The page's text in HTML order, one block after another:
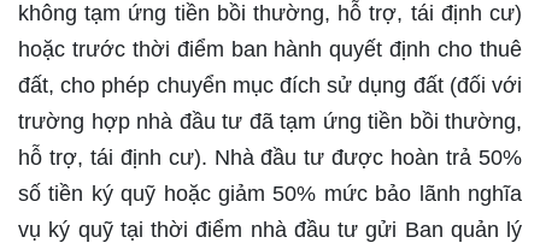
không tạm ứng tiền bồi thường, hỗ trợ, tái định cư)
hoặc trước thời điểm ban hành quyết định cho thuê
đất, cho phép chuyển mục đích sử dụng đất (đối với
trường hợp nhà đầu tư đã tạm ứng tiền bồi thường,
hỗ trợ, tái định cư). Nhà đầu tư được hoàn trả 50%
số tiền ký quỹ hoặc giảm 50% mức bảo lãnh nghĩa
vụ ký quỹ tại thời điểm nhà đầu tư gửi Ban quản lý